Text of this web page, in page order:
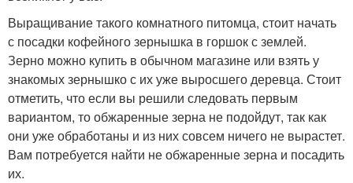
Выращивание такого комнатного питомца, стоит начать
с посадки кофейного зернышка в горшок с землей.
Зерно можно купить в обычном магазине или взять у
знакомых зернышко с их уже выросшего деревца. Стоит
отметить, что если вы решили следовать первым
вариантом, то обжаренные зерна не подойдут, так как
они уже обработаны и из них совсем ничего не вырастет.
Вам потребуется найти не обжаренные зерна и посадить
их.